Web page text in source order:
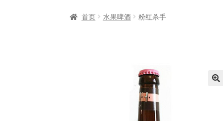
首页 水果啤酒 粉红杀手